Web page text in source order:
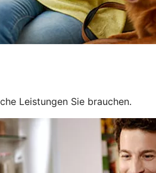
Leistungen Sie brauchen.